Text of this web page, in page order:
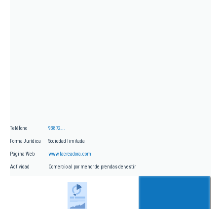
Teléfono 93872...
Forma Jurídica Sociedad limitada
Página Web www.lacreadora.com
Actividad Comercio al por menor de prendas de vestir